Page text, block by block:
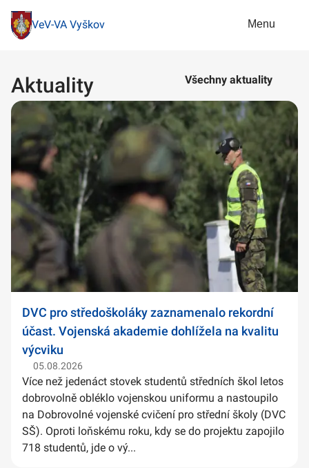
VeV-VA Vyškov Menu
Aktuality Všechny aktuality
DVC pro středoškoláky zaznamenalo rekordní
účast. Vojenská akademie dohlížela na kvalitu
výcviku
05.08.2026
Více než jedenáct stovek studentů středních škol letos
dobrovolně obléklo vojenskou uniformu a nastoupilo
na Dobrovolné vojenské cvičení pro střední školy (DVC
SŠ). Oproti loňskému roku, kdy se do projektu zapojilo
718 studentů, jde o vý...